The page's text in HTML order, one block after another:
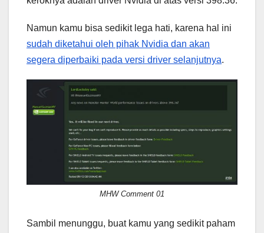
Namun kamu bisa sedikit lega hati, karena hal ini
sudah diketahui oleh pihak Nvidia dan akan
segera diperbaiki pada versi driver selanjutnya.
MHW Comment 01
Sambil menunggu, buat kamu yang sedikit paham